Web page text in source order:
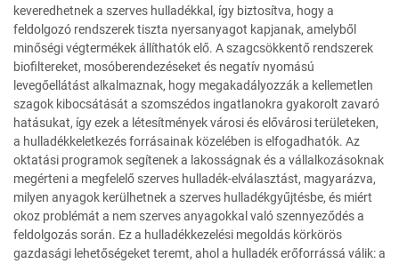
keveredhetnek a szerves hulladékkal, így biztosítva, hogy a
feldolgozó rendszerek tiszta nyersanyagot kapjanak, amelyből
minőségi végtermékek állíthatók elő. A szagcsökkentő rendszerek
biofiltereket, mosóberendezéseket és negatív nyomású
levegőellátást alkalmaznak, hogy megakadályozzák a kellemetlen
szagok kibocsátását a szomszédos ingatlanokra gyakorolt zavaró
hatásukat, így ezek a létesítmények városi és elővárosi területeken,
a hulladékkeletkezés forrásainak közelében is elfogadhatók. Az
oktatási programok segítenek a lakosságnak és a vállalkozásoknak
megérteni a megfelelő szerves hulladék-elválasztást, magyarázva,
milyen anyagok kerülhetnek a szerves hulladékgyűjtésbe, és miért
okoz problémát a nem szerves anyagokkal való szennyeződés a
feldolgozás során. Ez a hulladékkezelési megoldás körkörös
gazdasági lehetőségeket teremt, ahol a hulladék erőforrássá válik: a